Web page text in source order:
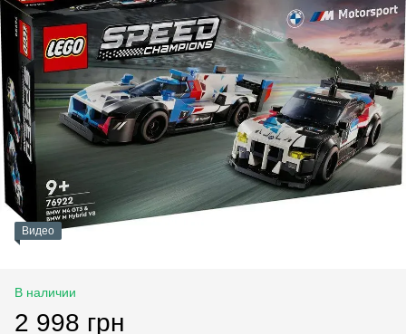
Видео
В наличии
2 998 грн